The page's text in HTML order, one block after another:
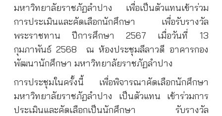
มหาวิทยาลัยราชภัฏลำปาง เพื่อเป็นตัวแทนเข้าร่วม
การประเมินและคัดเลือกนักศึกษา เพื่อรับรางวัล
พระราชทาน ปีการศึกษา 2567 เมื่อวันที่ 13
กุมภาพันธ์ 2568
ณ ห้องประชุมลีลาวดี อาคารกอง
พัฒนานักศึกษา มหาวิทยาลัยราชภัฏลำปาง
การประชุมในครั้งนี้
เพื่อพิจารณาคัดเลือกนักศึกษา
มหาวิทยาลัยราชภัฏลำปาง เป็นตัวแทน เข้าร่วมการ
ประเมินและคัดเลือกเป็นนักศึกษา รับรางวัล